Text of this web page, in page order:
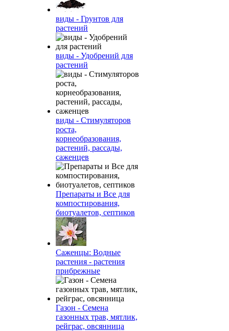
виды - Грунтов для
растений
виды - Удобрений для
растений
виды - Стимуляторов
роста,
корнеобразования,
растений, рассады,
саженцев
Препараты и Все для
компостирования,
биотуалетов, септиков
Саженцы: Водные
растения - растения
прибрежные
Газон - Семена
газонных трав, мятлик,
рейграс, овсянница